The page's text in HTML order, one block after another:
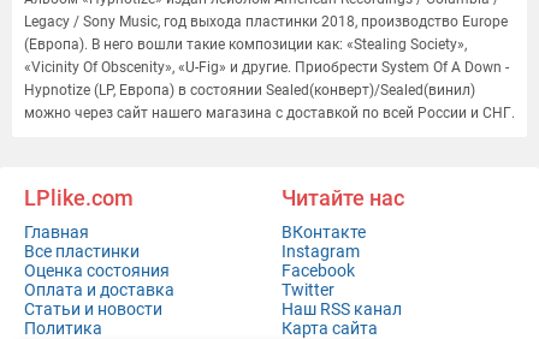
Legacy / Sony Music, год выхода пластинки 2018, производство Europe
(Европа). В него вошли такие композиции как: «Stealing Society»,
«Vicinity Of Obscenity», «U-Fig» и другие. Приобрести System Of A Down -
Hypnotize (LP, Европа) в состоянии Sealed(конверт)/Sealed(винил)
можно через сайт нашего магазина с доставкой по всей России и СНГ.
LPlike.com
Главная
Все пластинки
Оценка состояния
Оплата и доставка
Статьи и новости
Политика
Читайте нас
ВКонтакте
Instagram
Facebook
Twitter
Наш RSS канал
Карта сайта